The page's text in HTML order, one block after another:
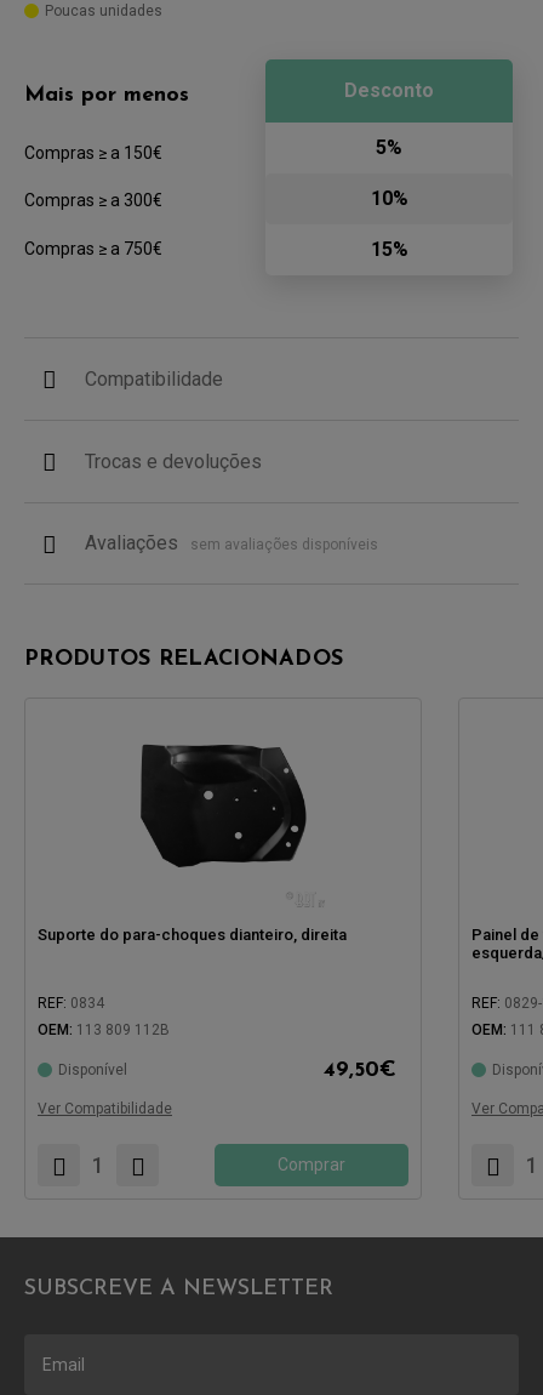
Poucas unidades
Mais por menos
Compras ≥ a 150€
Compras ≥ a 300€
Compras ≥ a 750€
Desconto
5%
10%
15%
Compatibilidade
Trocas e devoluções
Avaliações sem avaliações disponíveis
PRODUTOS RELACIONADOS
Suporte do para-choques dianteiro, direita
REF: 0834
OEM: 113 809 112B
Disponível 49,50€
Ver Compatibilidade
Comprar
Painel
REF:
OEM: 111
Ver
SUBSCREVE A NEWSLETTER